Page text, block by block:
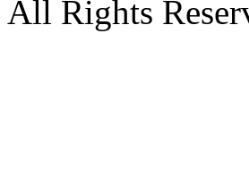
All Rights